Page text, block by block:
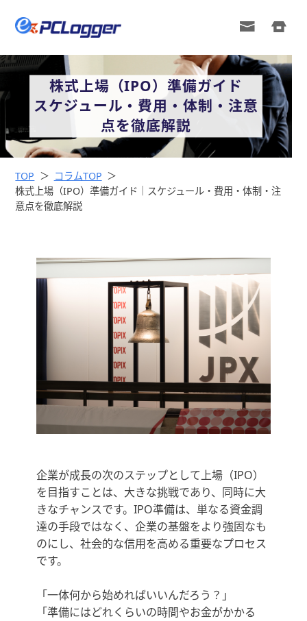
株式上場（IPO）準備ガイド
スケジュール・費用・体制・注意
点を徹底解説
TOP
コラムTOP
株式上場（IPO）準備ガイド｜スケジュール・費用・体制・注
意点を徹底解説
企業が成長の次のステップとして上場（IPO）
を目指すことは、大きな挑戦であり、同時に大
きなチャンスです。IPO準備は、単なる資金調
達の手段ではなく、企業の基盤をより強固なも
のにし、社会的な信用を高める重要なプロセス
です。
「一体何から始めればいいんだろう？」
「準備にはどれくらいの時間やお金がかかる